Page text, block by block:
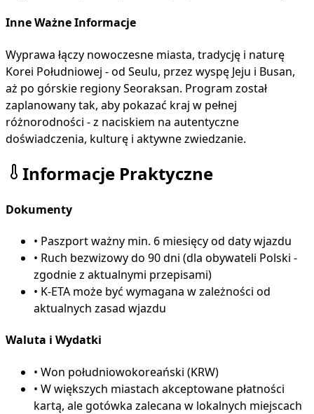
Inne Ważne Informacje
Wyprawa łączy nowoczesne miasta, tradycję i naturę
Korei Południowej - od Seulu, przez wyspę Jeju i Busan,
aż po górskie regiony Seoraksan. Program został
zaplanowany tak, aby pokazać kraj w pełnej
różnorodności - z naciskiem na autentyczne
doświadczenia, kulturę i aktywne zwiedzanie.
Informacje Praktyczne
Dokumenty
• Paszport ważny min. 6 miesięcy od daty wjazdu
• Ruch bezwizowy do 90 dni (dla obywateli Polski -
zgodnie z aktualnymi przepisami)
• K-ETA może być wymagana w zależności od
aktualnych zasad wjazdu
Waluta i Wydatki
• Won południowokoreański (KRW)
• W większych miastach akceptowane płatności
kartą, ale gotówka zalecana w lokalnych miejscach